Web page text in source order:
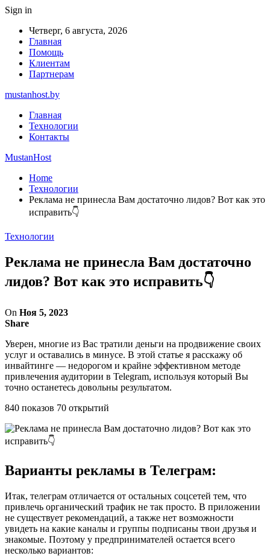
Sign in
Четверг, 6 августа, 2026
Главная
Помощь
Клиентам
Партнерам
mustanhost.by
Главная
Технологии
Контакты
MustanHost
Home
Технологии
Реклама не принесла Вам достаточно лидов? Вот как это
исправить👇
Технологии
Реклама не принесла Вам достаточно
лидов? Вот как это исправить👇
On Ноя 5, 2023
Share
Уверен, многие из Вас тратили деньги на продвижение своих
услуг и оставались в минусе. В этой статье я расскажу об
инвайтинге — недорогом и крайне эффективном методе
привлечения аудитории в Telegram, используя который Вы
точно останетесь довольны результатом.
840 показов 70 открытий
Варианты рекламы в Телеграм:
Итак, телеграм отличается от остальных соцсетей тем, что
привлечь органический трафик не так просто. В приложении
не существует рекомендаций, а также нет возможности
увидеть на какие каналы и группы подписаны твои друзья и
знакомые. Поэтому у предпринимателей остается всего
несколько вариантов: